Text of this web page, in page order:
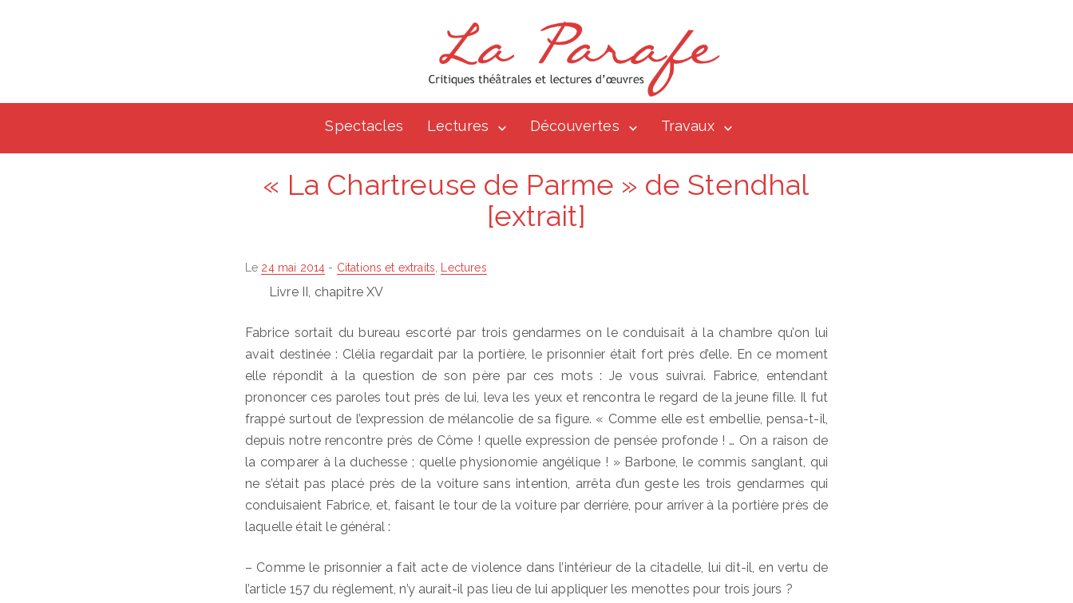
Spectacles Lectures Découvertes Travaux
« La Chartreuse de Parme » de Stendhal
[extrait]
Le Posted
on
24 mai 2014 - Citations et extraits Lectures
Livre II, chapitre XV
Fabrice sortait du bureau escorté par trois gendarmes on le conduisait à la chambre qu’on lui
avait destinée : Clélia regardait par la portière, le prisonnier était fort près d’elle. En ce moment
elle répondit à la question de son père par ces mots : Je vous suivrai. Fabrice, entendant
prononcer ces paroles tout près de lui, leva les yeux et rencontra le regard de la jeune fille. Il fut
frappé surtout de l’expression de mélancolie de sa figure. « Comme elle est embellie, pensa-t-il,
depuis notre rencontre près de Côme ! quelle expression de pensée profonde ! … On a raison de
la comparer à la duchesse ; quelle physionomie angélique ! » Barbone, le commis sanglant, qui
ne s’était pas placé près de la voiture sans intention, arrêta d’un geste les trois gendarmes qui
conduisaient Fabrice, et, faisant le tour de la voiture par derrière, pour arriver à la portière près de
laquelle était le général :
– Comme le prisonnier a fait acte de violence dans l’intérieur de la citadelle, lui dit-il, en vertu de
l’article 157 du règlement, n’y aurait-il pas lieu de lui appliquer les menottes pour trois jours ?